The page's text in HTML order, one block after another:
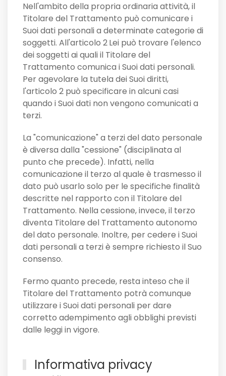
Nell'ambito della propria ordinaria attività, il
Titolare del Trattamento può comunicare i
Suoi dati personali a determinate categorie di
soggetti. All'articolo 2Lei può trovare l'elenco
dei soggetti ai quali il Titolare del
Trattamento comunica i Suoi dati personali.
Per agevolare la tutela dei Suoi diritti,
l'articolo 2 può specificare in alcuni casi
quando i Suoi dati non vengono comunicati a
terzi.
La "comunicazione" a terzi del dato personale
è diversa dalla "cessione" (disciplinata al
punto che precede). Infatti, nella
comunicazione il terzo al quale è trasmesso il
dato può usarlo solo per le specifiche finalità
descritte nel rapporto con il Titolare del
Trattamento. Nella cessione, invece, il terzo
diventa Titolare del Trattamento autonomo
del dato personale. Inoltre, per cedere i Suoi
dati personali a terzi è sempre richiesto il Suo
consenso.
Fermo quanto precede, resta inteso che il
Titolare del Trattamento potrà comunque
utilizzare i Suoi dati personali per dare
corretto adempimento agli obblighi previsti
dalle leggi in vigore.
Informativa privacy